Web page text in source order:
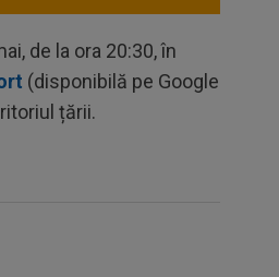
de la ora 20:30, în
(disponibilă pe Google
țării.